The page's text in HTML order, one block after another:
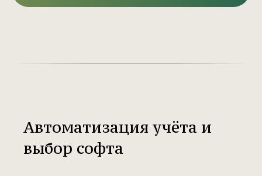
Автоматизация учёта и
выбор софта